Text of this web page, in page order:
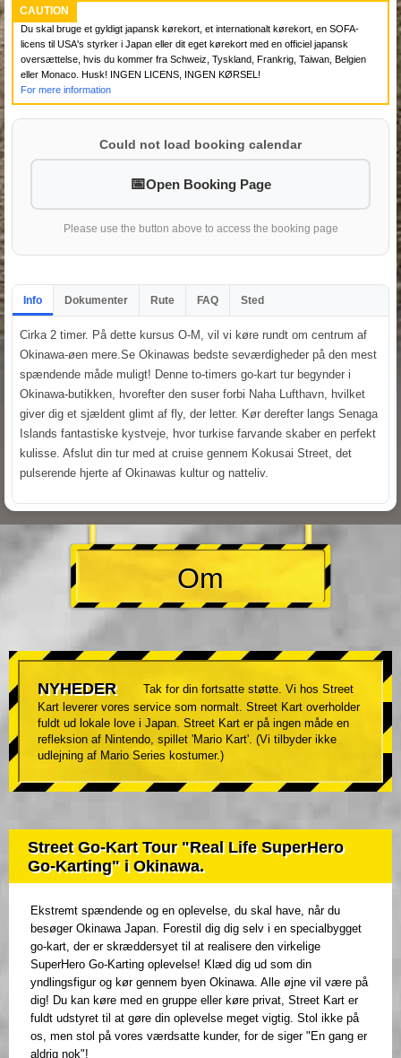
CAUTION
Du skal bruge et gyldigt japansk kørekort, et internationalt kørekort, en SOFA-
licens til USA's styrker i Japan eller dit eget kørekort med en officiel japansk
oversættelse, hvis du kommer fra Schweiz, Tyskland, Frankrig, Taiwan, Belgien
eller Monaco. Husk! INGEN LICENS, INGEN KØRSEL!
For mere information
Could not load booking calendar
Open Booking Page
Please use the button above to access the booking page
Info Dokumenter Rute FAQ Sted
Cirka 2 timer. På dette kursus O-M, vil vi køre rundt om centrum af
Okinawa-øen mere.Se Okinawas bedste seværdigheder på den mest
spændende måde muligt! Denne to-timers go-kart tur begynder i
Okinawa-butikken, hvorefter den suser forbi Naha Lufthavn, hvilket
giver dig et sjældent glimt af fly, der letter. Kør derefter langs Senaga
Islands fantastiske kystveje, hvor turkise farvande skaber en perfekt
kulisse. Afslut din tur med at cruise gennem Kokusai Street, det
pulserende hjerte af Okinawas kultur og natteliv.
Om
NYHEDER
Tak for din fortsatte støtte. Vi hos Street
Kart leverer vores service som normalt. Street Kart overholder
fuldt ud lokale love i Japan. Street Kart er på ingen måde en
refleksion af Nintendo, spillet 'Mario Kart'. (Vi tilbyder ikke
udlejning af Mario Series kostumer.)
Street Go-Kart Tour "Real Life SuperHero
Go-Karting" i Okinawa.
Ekstremt spændende og en oplevelse, du skal have, når du
besøger Okinawa Japan. Forestil dig dig selv i en specialbygget
go-kart, der er skræddersyet til at realisere den virkelige
SuperHero Go-Karting oplevelse! Klæd dig ud som din
yndlingsfigur og kør gennem byen Okinawa. Alle øjne vil være på
dig! Du kan køre med en gruppe eller køre privat, Street Kart er
fuldt udstyret til at gøre din oplevelse meget vigtig. Stol ikke på
os, men stol på vores værdsatte kunder, for de siger "En gang er
aldrig nok"!